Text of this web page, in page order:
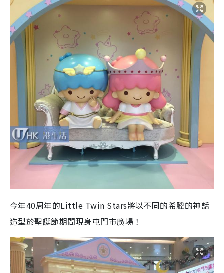
今年40周年的Little Twin Stars將以不同的希臘的神話
造型於聖誕節期間現身屯門市廣場！